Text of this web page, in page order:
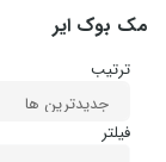
مک بوک ایر
ترتیب
فیلتر